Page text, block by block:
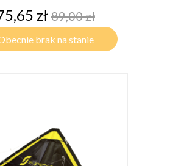
zł Cena
podstawowa
89,00 zł
brak na stanie